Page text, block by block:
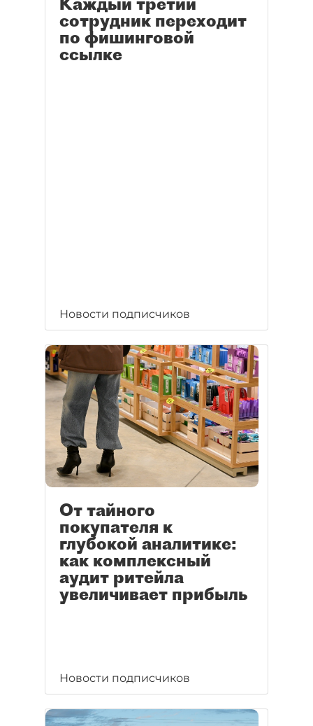
сотрудник переходит
по фишинговой
ссылке
Новости подписчиков
От тайного
покупателя к
глубокой аналитике:
как комплексный
аудит ритейла
увеличивает прибыль
Новости подписчиков